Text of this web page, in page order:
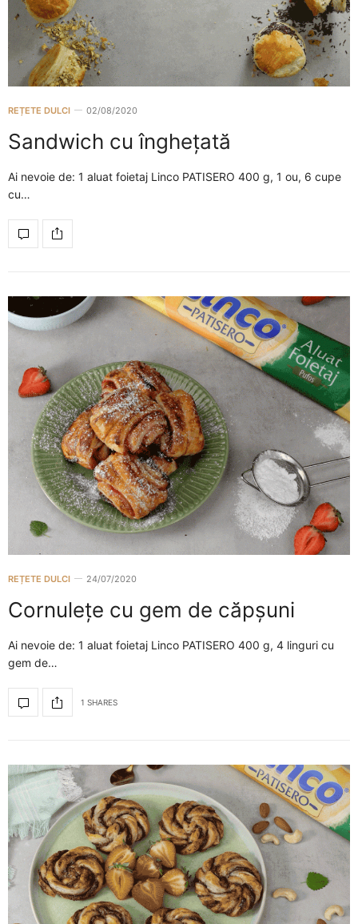
REȚETE DULCI 02/08/2020
Sandwich cu înghețată
Ai nevoie de: 1 aluat foietaj Linco PATISERO 400 g, 1 ou, 6 cupe
cu…
REȚETE DULCI 24/07/2020
Cornulețe cu gem de căpșuni
Ai nevoie de: 1 aluat foietaj Linco PATISERO 400 g, 4 linguri cu
gem de…
1 SHARES